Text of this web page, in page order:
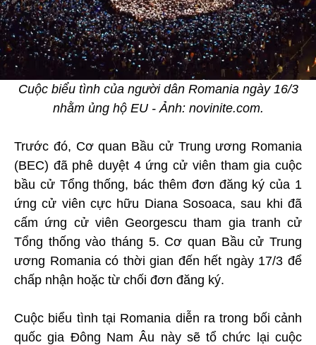
Cuộc biểu tình của người dân Romania ngày 16/3
nhằm ủng hộ EU - Ảnh: novinite.com.
Trước đó, Cơ quan Bầu cử Trung ương Romania
(BEC) đã phê duyệt 4 ứng cử viên tham gia cuộc
bầu cử Tổng thống, bác thêm đơn đăng ký của 1
ứng cử viên cực hữu Diana Sosoaca, sau khi đã
cấm ứng cử viên Georgescu tham gia tranh cử
Tổng thống vào tháng 5. Cơ quan Bầu cử Trung
ương Romania có thời gian đến hết ngày 17/3 để
chấp nhận hoặc từ chối đơn đăng ký.
Cuộc biểu tình tại Romania diễn ra trong bối cảnh
quốc gia Đông Nam Âu này sẽ tổ chức lại cuộc